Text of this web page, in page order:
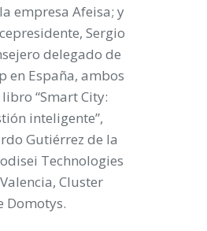
empresa Afeisa; y
Sergio
delegado de
en España, ambos
“Smart City:
inteligente”,
Gutiérrez de la
Technologies
Cluster
Domotys.